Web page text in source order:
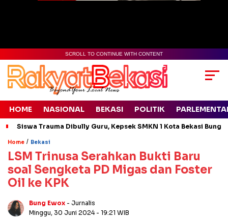
SCROLL TO CONTINUE WITH CONTENT
HOME NASIONAL BEKASI POLITIK
Siswa Trauma Dibully Guru, Kepsek SMKN 1 Kota Bekasi
Home / Bekasi
LSM Trinusa Serahkan Bukti Baru
soal Sengketa PD Migas dan Foster
Oil ke KPK
Bung Ewox - Jurnalis
Minggu, 30 Juni 2024 - 19:21 WIB